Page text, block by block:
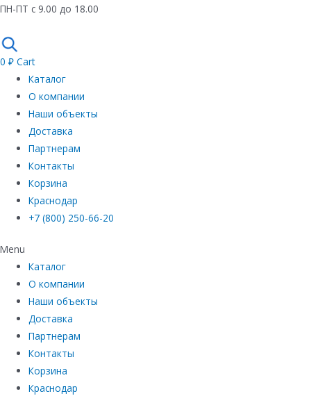
ПН-ПТ с 9.00 до 18.00
0 ₽ Cart
Каталог
О компании
Наши объекты
Доставка
Партнерам
Контакты
Корзина
Краснодар
+7 (800) 250-66-20
Menu
Каталог
О компании
Наши объекты
Доставка
Партнерам
Контакты
Корзина
Краснодар